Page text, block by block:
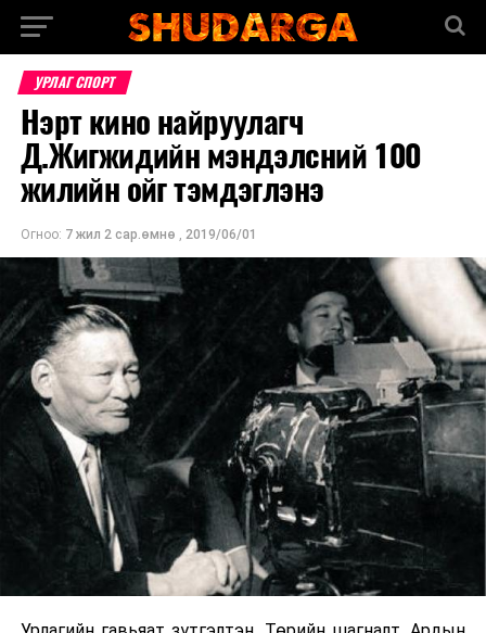
УРЛАГ СПОРТ
Нэрт кино найруулагч
Д.Жигжидийн мэндэлсний 100
жилийн ойг тэмдэглэнэ
Огноо: 7 жил 2 сар.өмнө , 2019/06/01